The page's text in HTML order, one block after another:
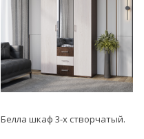
Белла шкаф 3-х створчатый.